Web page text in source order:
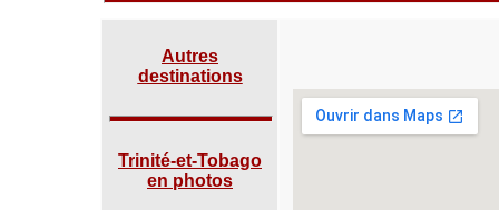
Autres
destinations
Trinité-et-Tobago
en photos